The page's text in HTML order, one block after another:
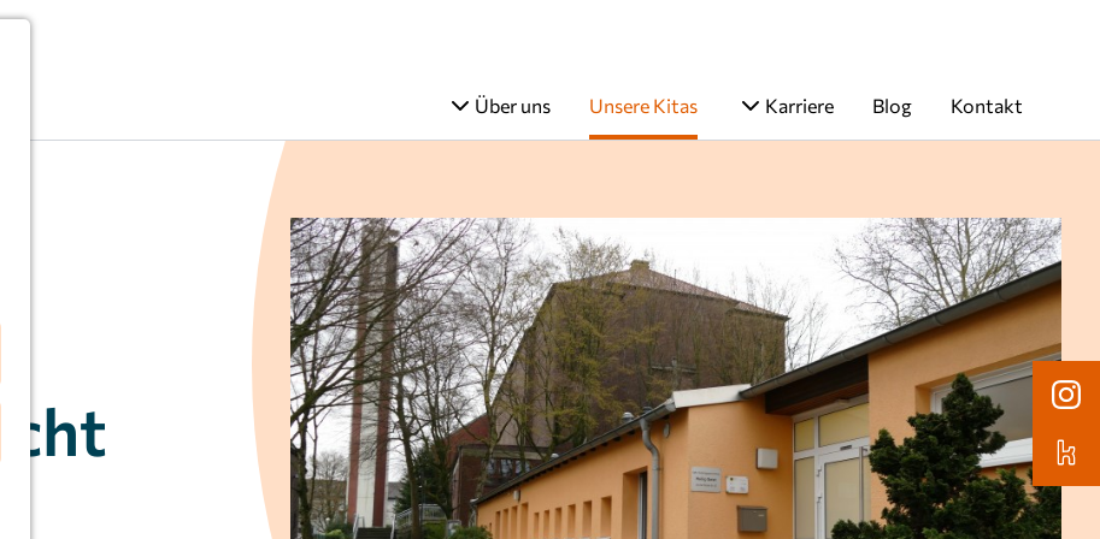
Über uns Unsere Kitas Karriere Blog Kontakt